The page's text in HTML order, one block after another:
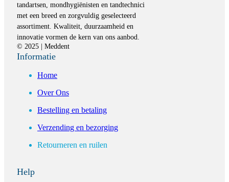
tandartsen, mondhygiënisten en tandtechnici
met een breed en zorgvuldig geselecteerd
assortiment. Kwaliteit, duurzaamheid en
innovatie vormen de kern van ons aanbod.
© 2025 | Meddent
Informatie
Home
Over Ons
Bestelling en betaling
Verzending en bezorging
Retourneren en ruilen
Help